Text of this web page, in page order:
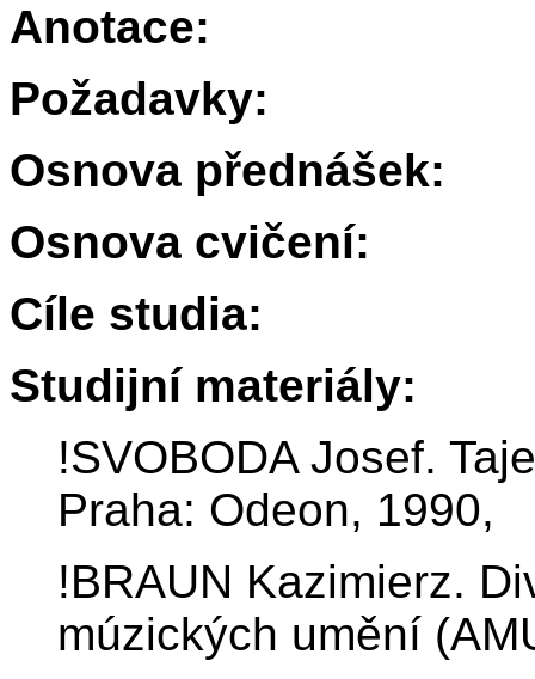
Anotace:
Požadavky:
Osnova přednášek:
Osnova cvičení:
Cíle studia:
Studijní materiály:
!SVOBODA Josef.
Praha: Odeon, 1990,
!BRAUN Kazimierz.
múzických umění